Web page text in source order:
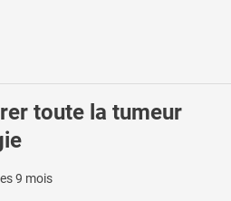
toute la tumeur
9 mois